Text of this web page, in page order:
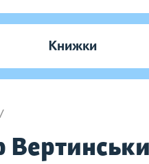
Книжки
/